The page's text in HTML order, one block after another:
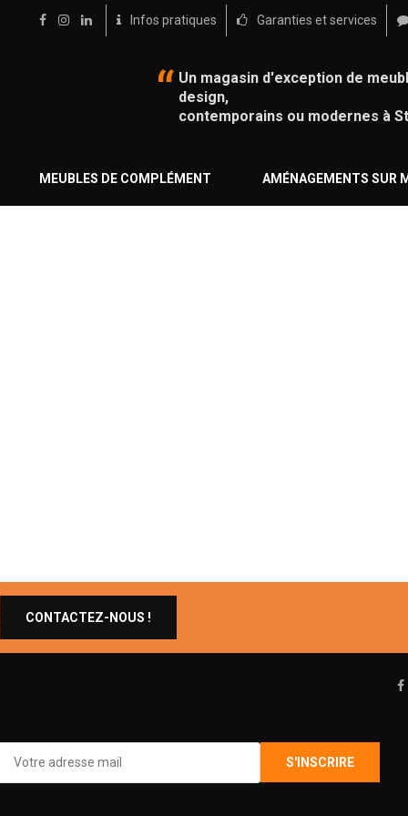
Infos pratiques Garanties et services
Un magasin d'exception de
design,
contemporains ou modernes à
MEUBLES DE COMPLÉMENT AMÉNAGEMENTS SUR
CONTACTEZ-NOUS !